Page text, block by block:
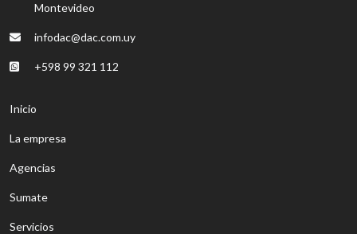
Montevideo
infodac@dac.com.uy
+598 99 321 112
Inicio
La empresa
Agencias
Sumate
Servicios